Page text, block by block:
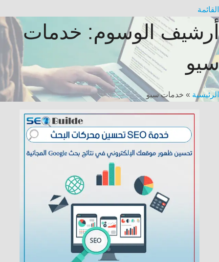
القائمة
أرشيف الوسوم: خدمات
سيو
الرئيسية » خدمات سيو